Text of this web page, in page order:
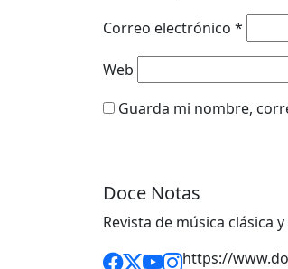
Correo electrónico *
Web
Guarda mi nombre,
Doce Notas
Revista de música clásica
https://